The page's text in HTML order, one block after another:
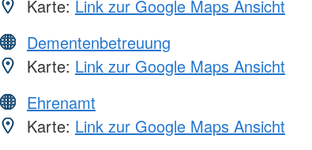
Karte: Link zur Google Maps Ansicht
Dementenbetreuung
Karte: Link zur Google Maps Ansicht
Ehrenamt
Karte: Link zur Google Maps Ansicht